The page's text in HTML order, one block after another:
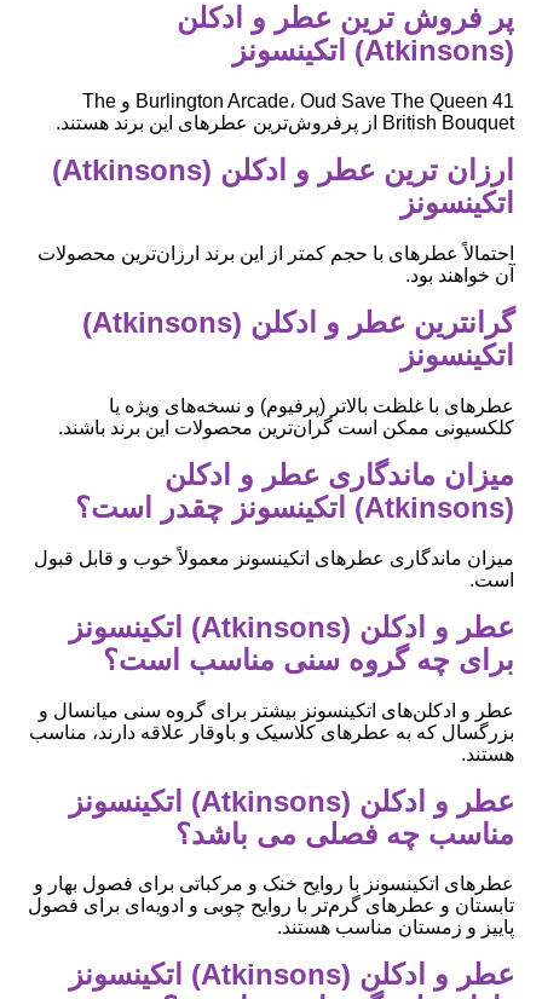
پر فروش ترین عطر و ادکلن
(Atkinsons) اتکینسونز
41 Burlington Arcade، Oud Save The Queen و The
British Bouquet از پرفروش‌ترین عطرهای این برند هستند.
ارزان ترین عطر و ادکلن (Atkinsons)
اتکینسونز
احتمالاً عطرهای با حجم کمتر از این برند ارزان‌ترین محصولات
آن خواهند بود.
گرانترین عطر و ادکلن (Atkinsons)
اتکینسونز
عطرهای با غلظت بالاتر (پرفیوم) و نسخه‌های ویژه یا
کلکسیونی ممکن است گران‌ترین محصولات این برند باشند.
میزان ماندگاری عطر و ادکلن
(Atkinsons) اتکینسونز چقدر است؟
میزان ماندگاری عطرهای اتکینسونز معمولاً خوب و قابل قبول
است.
عطر و ادکلن (Atkinsons) اتکینسونز
برای چه گروه سنی مناسب است؟
عطر و ادکلن‌های اتکینسونز بیشتر برای گروه سنی میانسال و
بزرگسال که به عطرهای کلاسیک و باوقار علاقه دارند، مناسب
هستند.
عطر و ادکلن (Atkinsons) اتکینسونز
مناسب چه فصلی می باشد؟
عطرهای اتکینسونز با روایح خنک و مرکباتی برای فصول بهار و
تابستان و عطرهای گرم‌تر با روایح چوبی و ادویه‌ای برای فصول
پاییز و زمستان مناسب هستند.
عطر و ادکلن (Atkinsons) اتکینسونز